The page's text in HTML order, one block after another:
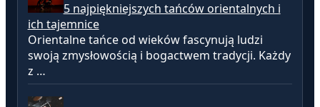
5 najpiękniejszych tańców orientalnych i
ich tajemnice
Orientalne tańce od wieków fascynują ludzi
swoją zmysłowością i bogactwem tradycji. Każdy
z …